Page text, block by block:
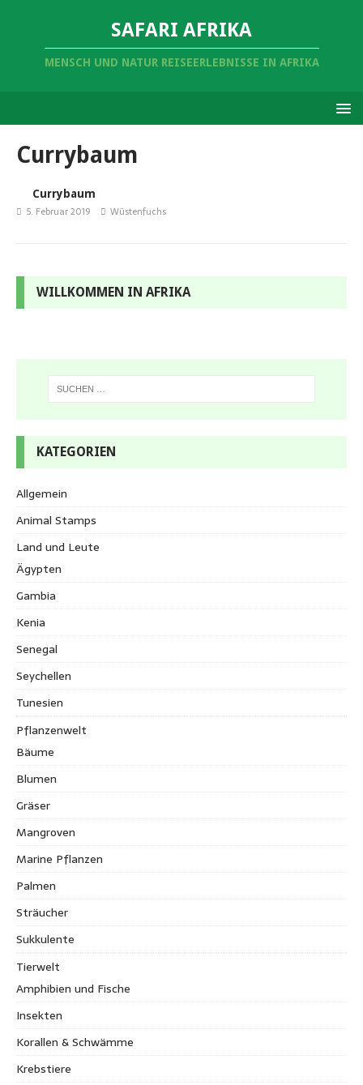
SAFARI AFRIKA
MENSCH UND NATUR REISEERLEBNISSE IN AFRIKA
Currybaum
Currybaum
5. Februar 2019 Wüstenfuchs
WILLKOMMEN IN AFRIKA
KATEGORIEN
Allgemein
Animal Stamps
Land und Leute
Ägypten
Gambia
Kenia
Senegal
Seychellen
Tunesien
Pflanzenwelt
Bäume
Blumen
Gräser
Mangroven
Marine Pflanzen
Palmen
Sträucher
Sukkulente
Tierwelt
Amphibien und Fische
Insekten
Korallen & Schwämme
Krebstiere